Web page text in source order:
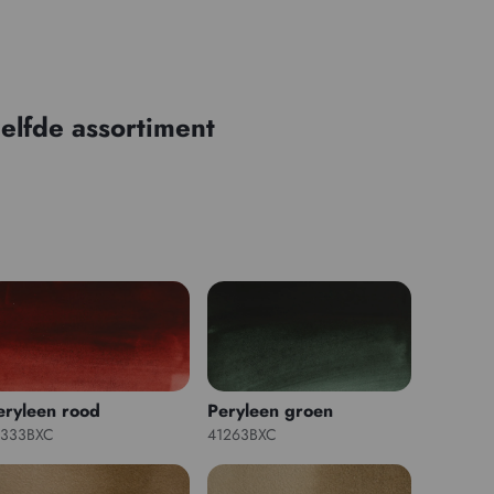
assortiment
rood Peryleen groen
41263BXC